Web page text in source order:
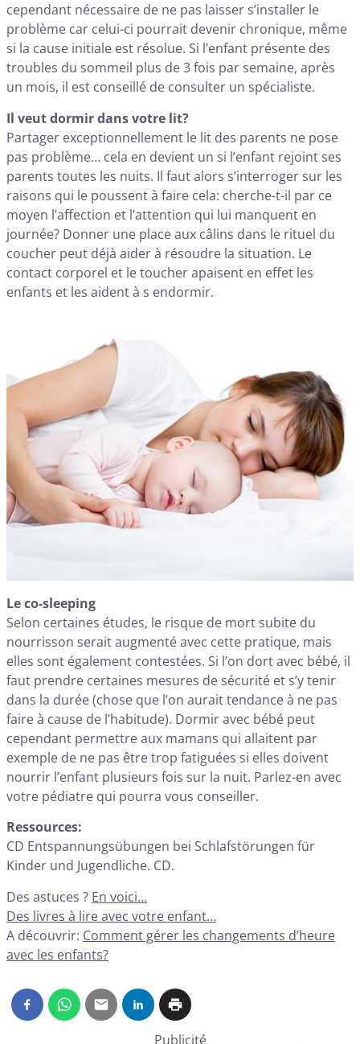
cependant nécessaire de ne pas laisser s’installer le
problème car celui-ci pourrait devenir chronique, même
si la cause initiale est résolue. Si l’enfant présente des
troubles du sommeil plus de 3 fois par semaine, après
un mois, il est conseillé de consulter un spécialiste.
Il veut dormir dans votre lit?
Partager exceptionnellement le lit des parents ne pose
pas problème… cela en devient un si l’enfant rejoint ses
parents toutes les nuits. Il faut alors s’interroger sur les
raisons qui le poussent à faire cela: cherche-t-il par ce
moyen l’affection et l’attention qui lui manquent en
journée? Donner une place aux câlins dans le rituel du
coucher peut déjà aider à résoudre la situation. Le
contact corporel et le toucher apaisent en effet les
enfants et les aident à s endormir.
Le co-sleeping
Selon certaines études, le risque de mort subite du
nourrisson serait augmenté avec cette pratique, mais
elles sont également contestées. Si l’on dort avec bébé, il
faut prendre certaines mesures de sécurité et s’y tenir
dans la durée (chose que l’on aurait tendance à ne pas
faire à cause de l’habitude). Dormir avec bébé peut
cependant permettre aux mamans qui allaitent par
exemple de ne pas être trop fatiguées si elles doivent
nourrir l’enfant plusieurs fois sur la nuit. Parlez-en avec
votre pédiatre qui pourra vous conseiller.
Ressources:
CD Entspannungsübungen bei Schlafstörungen für
Kinder und Jugendliche. CD.
Des astuces ? En voici…
Des livres à lire avec votre enfant…
A découvrir: Comment gérer les changements d’heure
avec les enfants?
Publicité